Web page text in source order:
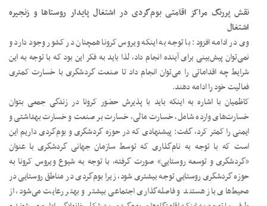
نقش پررنگ مراکز اقامتی بوم‌گردی در اشتغال پایدار روستاها و زنجیره
اشتغال
وی در ادامه افزود: با توجه به اینکه ویروس کرونا همچنان در کشور وجود دارد و
نمی‌توان پیش‌بینی برای آینده انجام داد، لذا باید به فکر این بود که با توجه به این
شرایط چه اقداماتی را می‌توان انجام داد تا صنعت گردشگری با خسارت کمتری
فعالیت خود را ادامه دهند.
کاظمیان با اشاره به اینکه باید با پذیرش حضور کرونا در زندگی جمعی بتوان
خسارت‌های وارده شامل، خسارت مالی، خسارت بر صنعت و خسارت بهداشتی و
ایمنی را کمتر کرد، گفت: پیشنهادی که در حوزه گردشگری و بوم‌گردی داریم این
است که با توجه به نام‌گذاری که توسط سازمان جهانی گردشگری با عنوان
«گردشگری و توسعه روستایی» صورت گرفته، با توجه به شیوع ویروس کرونا به
حوزه گردشگری روستایی توجه بیشتری شود، زیرا بوم‌گردی در مناطق روستایی در
محیط‌های باز هستند و فاصله‌گذاری اجتماعی بیشتر و بهتر رعایت می‌شود، از